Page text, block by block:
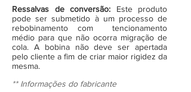
Ressalvas de conversão: Este produto
pode ser submetido à um processo de
rebobinamento com tencionamento
médio para que não ocorra migração de
cola. A bobina não deve ser apertada
pelo cliente a fim de criar maior rigidez da
mesma.
** Informações do fabricante